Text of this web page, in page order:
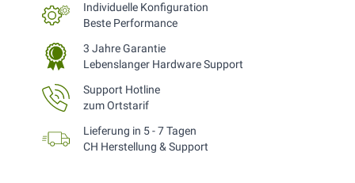
Individuelle Konfiguration
Beste Performance
3 Jahre Garantie
Lebenslanger Hardware Support
Support Hotline
zum Ortstarif
Lieferung in 5 - 7 Tagen
CH Herstellung & Support